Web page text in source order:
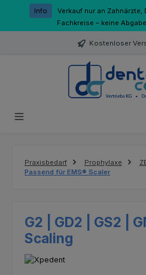
Zum Hauptinhalt springen
Info
Verkauf nur an
Fachkreise – keine
Kostenloser
Praxisbedarf Prophylaxe
Passend für EMS® Scaler
G2 | GD2 | GS2 |
Scaling